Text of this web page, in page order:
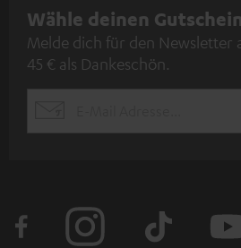
N
e
w
e
Wähle deinen
Melde dich für den Newsletter
45 € als Dankeschön.